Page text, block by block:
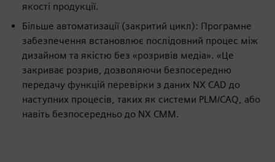
якості продукції.
Більше автоматизації (закритий цикл): Програмне
забезпечення встановлює послідовний процес між
дизайном та якістю без «розривів медіа». «Це
закриває розрив, дозволяючи безпосередню
передачу функцій перевірки з даних NX CAD до
наступних процесів, таких як системи PLM/CAQ, або
навіть безпосередньо до NX CMM.